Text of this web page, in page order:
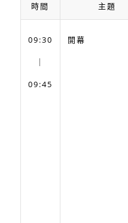
時間 主題
09:30
09:45
開幕